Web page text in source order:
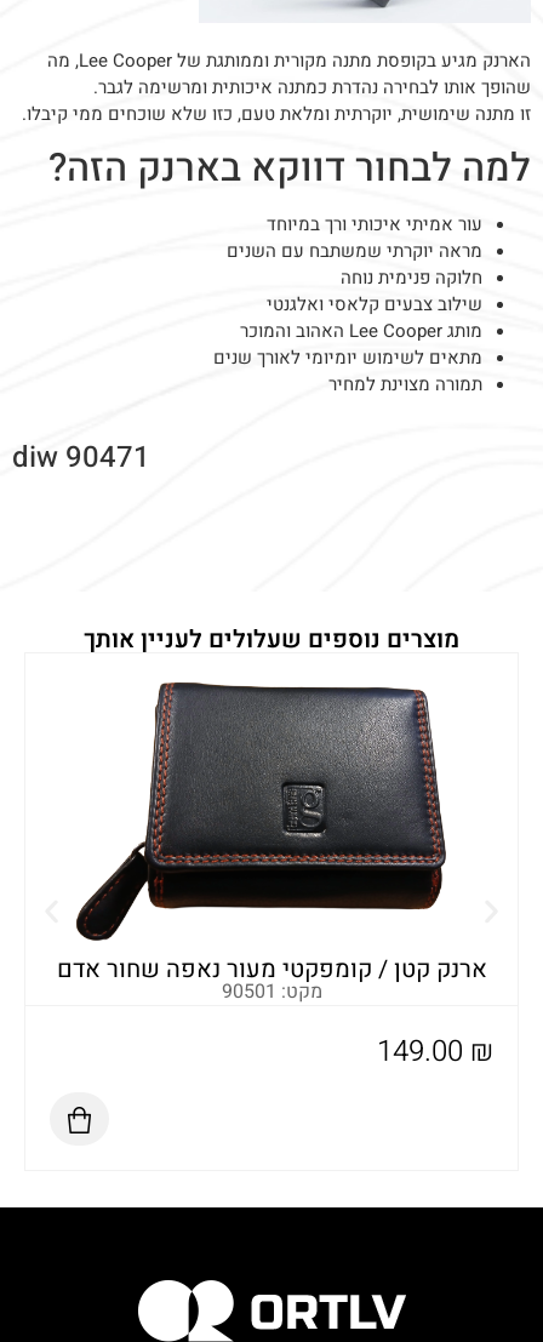
הארנק מגיע בקופסת מתנה מקורית וממותגת של Lee Cooper, מה
שהופך אותו לבחירה נהדרת כמתנה איכותית ומרשימה לגבר.
זו מתנה שימושית, יוקרתית ומלאת טעם, כזו שלא שוכחים ממי קיבלו.
למה לבחור דווקא בארנק הזה?
עור אמיתי איכותי ורך במיוחד
מראה יוקרתי שמשתבח עם השנים
חלוקה פנימית נוחה
שילוב צבעים קלאסי ואלגנטי
מותג Lee Cooper האהוב והמוכר
מתאים לשימוש יומיומי לאורך שנים
תמורה מצוינת למחיר
diw 90471
מוצרים נוספים שעלולים לעניין אותך
ארנק קטן / קומפקטי מעור נאפה שחור אדם
מקט: 90501
149.00 ₪